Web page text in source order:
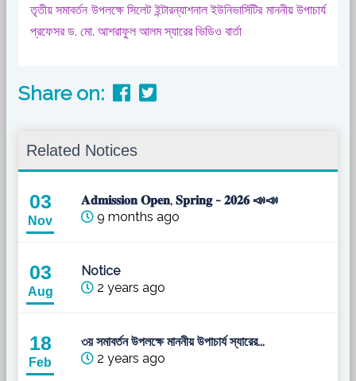
তৃতীয় সমাবর্তন উপলক্ষে সিলেট ইন্টারন্যাশনাল ইউনিভার্সিটির মাননীয় উপাচার্য
প্রফেসর ড. মো. আশরাফুল আলম স্যারের ভিডিও বার্তা
Share on:
Related Notices
03
Nov
𝐀𝐝𝐦𝐢𝐬𝐬𝐢𝐨𝐧 𝐎𝐩𝐞𝐧, 𝐒𝐩𝐫𝐢𝐧𝐠 - 𝟐𝟎𝟐𝟔 📣📣
9 months ago
03
Aug
Notice
2 years ago
18
Feb
৩য় সমাবর্তন উপলক্ষে মাননীয় উপাচার্য স্যারের...
2 years ago